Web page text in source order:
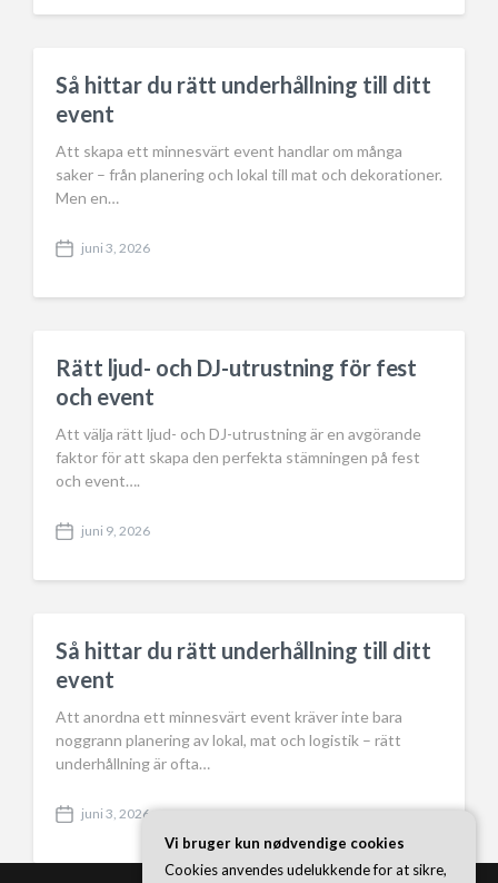
s
a
t
e
Så hittar du rätt underhållning till ditt
event
Att skapa ett minnesvärt event handlar om många
saker – från planering och lokal till mat och dekorationer.
Men en…
P
s
a
t
e
juni 3, 2026
Rätt ljud- och DJ-utrustning för fest
och event
Att välja rätt ljud- och DJ-utrustning är en avgörande
faktor för att skapa den perfekta stämningen på fest
och event….
P
s
a
t
e
juni 9, 2026
Så hittar du rätt underhållning till ditt
event
Att anordna ett minnesvärt event kräver inte bara
noggrann planering av lokal, mat och logistik – rätt
underhållning är ofta…
P
s
juni 3, 2026
Vi bruger kun nødvendige cookies
Cookies anvendes udelukkende for at sikre,